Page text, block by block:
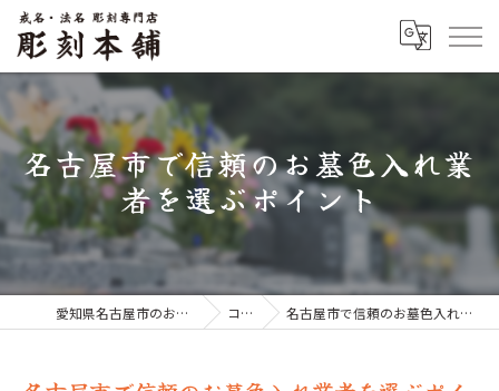
名古屋市で信頼のお墓色入れ業
者を選ぶポイント
愛知県名古屋市のお墓なら彫刻本舗 コラム 名古屋市で信頼のお墓色入れ業者を選ぶポイント